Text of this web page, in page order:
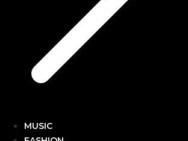
MUSIC